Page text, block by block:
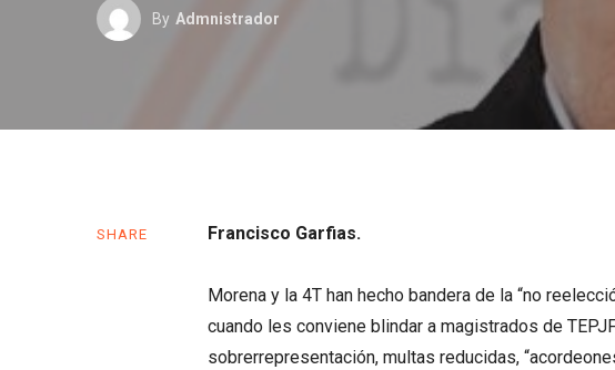
By Admnistrador
SHARE Francisco Garfias.
Morena y la 4T han hecho bandera de la “no
cuando les conviene blindar a magistrados de
sobrerrepresentación, multas reducidas,